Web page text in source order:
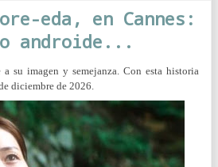
eda, en Cannes:
androide...
su imagen y semejanza. Con esta historia
diciembre de 2026.